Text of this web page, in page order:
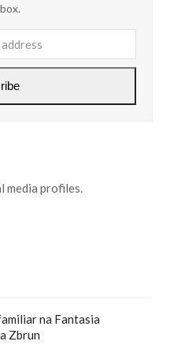
profiles.
na Fantasia
Zbrun